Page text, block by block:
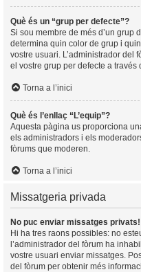
Què és un “grup per defecte”?
Si sou membre de més d’un grup
determina quin color de grup i
vostre usuari. L’administrador del
el vostre grup per defecte a través
Torna a l’inici
Què és l’enllaç “L’equip”?
Aquesta pàgina us proporciona
els administradors i els
fòrums que moderen.
Torna a l’inici
Missatgeria privada
No puc enviar missatges privats!
Hi ha tres raons possibles: no
l’administrador del fòrum ha
vostre usuari enviar missatges.
del fòrum per obtenir més